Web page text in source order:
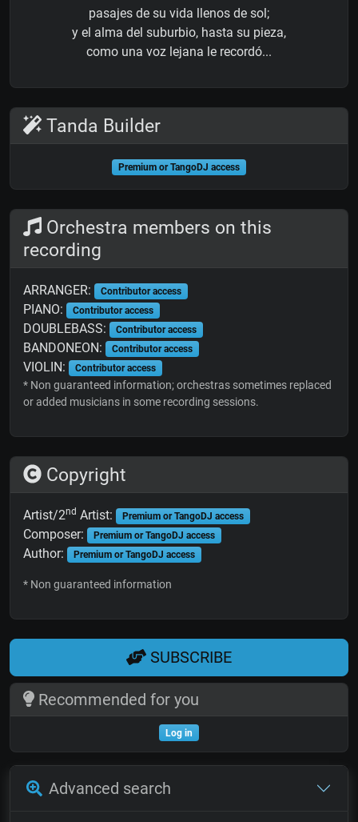
pasajes de su vida llenos de sol;
y el alma del suburbio, hasta su pieza,
como una voz lejana le recordó...
Tanda Builder
Premium or TangoDJ access
Orchestra members on this
recording
ARRANGER: Contributor access
PIANO: Contributor access
DOUBLEBASS: Contributor access
BANDONEON: Contributor access
VIOLIN: Contributor access
* Non guaranteed information; orchestras sometimes replaced
or added musicians in some recording sessions.
Copyright
Artist/2nd Artist: Premium or TangoDJ access
Composer: Premium or TangoDJ access
Author: Premium or TangoDJ access
* Non guaranteed information
SUBSCRIBE
Recommended for you
Log in
Advanced search